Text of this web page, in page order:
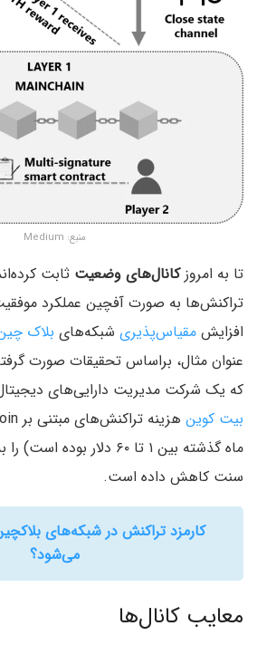
منبع: Medium
تا به امروزکانال‌های وضعیت ثابت
تراکنش‌ها به صورت آفچین عملکرد
افزایش مقیاس‌پذیری شبکه‌های بلاک چین
که یک شرکت مدیریت دارایی‌های
بیت کوین
ماه گذشته بین ۱ تا ۶۰ دلار
سنت کاهش داده است.
کارمزد تراکنش در شبکه‌های
می‌شود؟
معایب کانال‌ها